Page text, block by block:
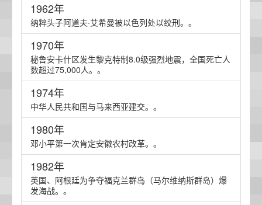
1962年
纳粹头子阿道夫·艾希曼被以色列处以绞刑。。
1970年
秘鲁安卡什区发生黎克特制8.0级强烈地震，全国死亡人
数超过75,000人。。
1974年
中华人民共和国与马来西亚建交。。
1980年
邓小平第一次肯定安徽农村改革。。
1982年
英国、阿根廷为争夺福克兰群岛（马尔维纳斯群岛）爆
发海战。。